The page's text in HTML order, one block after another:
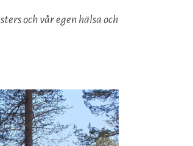
och vår egen hälsa och